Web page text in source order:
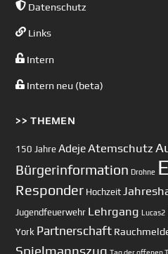
Datenschutz
Links
Intern
Intern neu (beta)
>> THEMEN
150 Jahre AdejeAtemschutz
Bürgerinformation Drohne
Responder Hochzeit
Jugendfeuerwehr Lehrgang Lucas2
York Partnerschaft
Spielmannszug